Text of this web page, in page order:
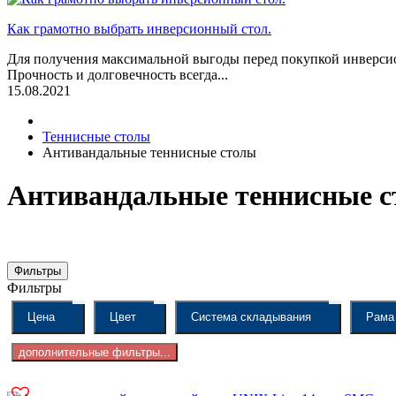
Как грамотно выбрать инверсионный стол.
Для получения максимальной выгоды перед покупкой
Прочность и долговечность всегда...
15.08.2021
Теннисные столы
Антивандальные теннисные столы
Антивандальные теннисные
Фильтры
Фильтры
Цена Цвет Система складывания Рама
дополнительные фильтры...